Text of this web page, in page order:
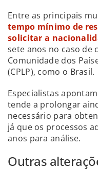
Entre as principais
tempo mínimo de
solicitar a
sete anos no caso de
Comunidade dos
(CPLP), como o Brasil.
Especialistas
tende a prolongar
necessário para
já que os processos
anos para análise.
Outras